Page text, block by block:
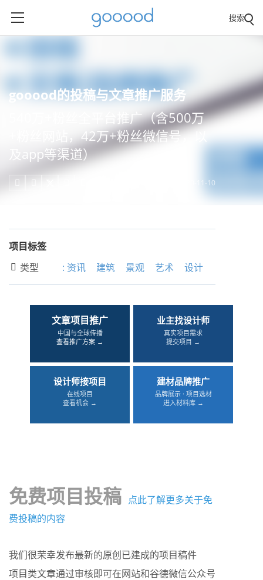
搜索
gooood的投稿与文章推广服务
540万+粉丝全平台推广（含500万
+粉丝网站，42万+粉丝微信号，以
及app等渠道）
 2020-11-10
项目标签
 类型 : 资讯 建筑 景观 艺术 设计
文章项目推广
中国与全球传播
查看推广方案 →
业主找设计师
真实项目需求
提交项目 →
设计师接项目
在线项目
查看机会 →
建材品牌推广
品牌展示 · 项目选材
进入材料库 →
免费项目投稿
点此了解更多关于免
费投稿的内容
我们很荣幸发布最新的原创已建成的项目稿件
项目类文章通过审核即可在网站和谷德微信公众号